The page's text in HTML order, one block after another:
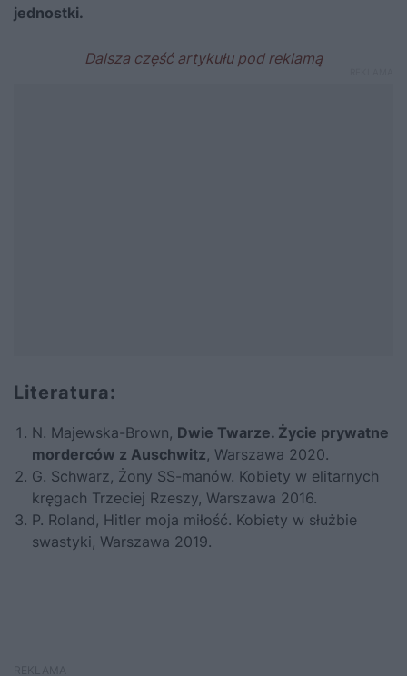
jednostki.
Literatura:
N. Majewska-Brown, Dwie Twarze. Życie prywatne
morderców z Auschwitz, Warszawa 2020.
G. Schwarz, Żony SS-manów. Kobiety w elitarnych
kręgach Trzeciej Rzeszy, Warszawa 2016.
P. Roland, Hitler moja miłość. Kobiety w służbie
swastyki, Warszawa 2019.